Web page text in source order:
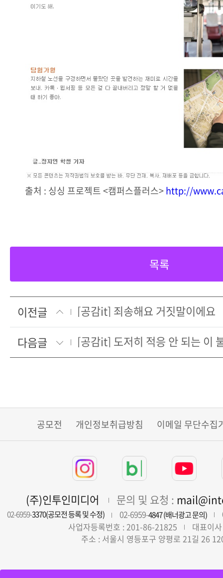
출처 : 싱싱 프로젝트 <캠퍼스플러스>http://
목록
이전글
[공감it] 죄송해요 거짓말이에요
다음글
공모전 개인정보취급방침 이메일 무단수집
(주)인투인미디어 문의 및 요청 :
02-6959-3370(공모전 등록 및 수정) 02-6959-4847 (배너광고 문의)
사업자등록번호 : 201-86-21825
대표이
주소 : 서울시 영등포구 양평로 21길 26